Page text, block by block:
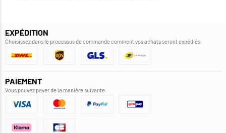
EXPÉDITION
Choisissez dans le processus de commande comment vos achats seront expédiés.
PAIEMENT
Vous pouvez payer de la manière suivante.